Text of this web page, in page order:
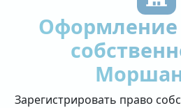
Оформление
Зарегистрировать право